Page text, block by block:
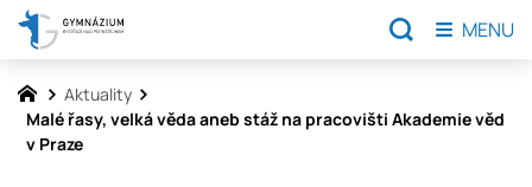
Aktuality
Malé řasy, velká věda aneb stáž na pracovišti Akademie věd
v Praze
MENU